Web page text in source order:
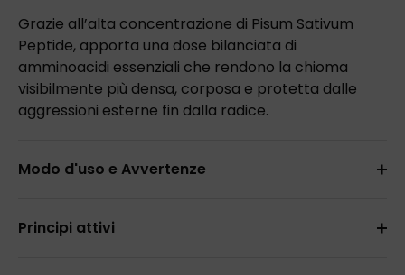
Grazie all’alta concentrazione di Pisum Sativum
Peptide, apporta una dose bilanciata di
amminoacidi essenziali che rendono la chioma
visibilmente più densa, corposa e protetta dalle
aggressioni esterne fin dalla radice.
Modo d'uso e Avvertenze
Principi attivi